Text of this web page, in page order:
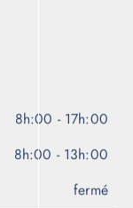
8h:00 - 17h:00
8h:00 - 13h:00
fermé